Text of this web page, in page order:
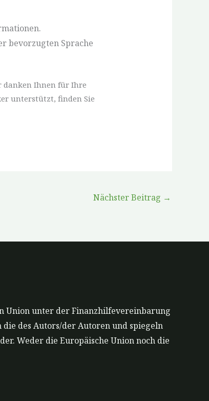
bevorzugten Sprache
danken Ihnen für Ihre
unterstützt, finden Sie
Nächster Beitrag →
Union unter der Finanzhilfevereinbarung
die des Autors/der Autoren und spiegeln
Weder die Europäische Union noch die